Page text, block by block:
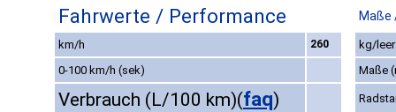
Fahrwerte / Performance Maße
km/h 260
kg/leer
0-100 km/h (sek)
Maße
Verbrauch (L/100 km)(faq)